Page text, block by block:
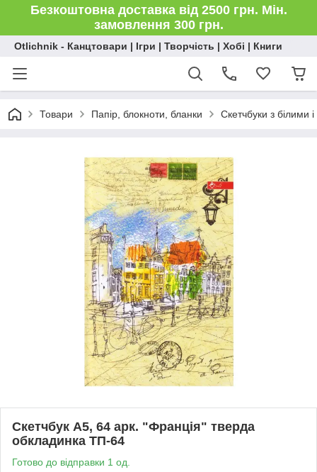
Безкоштовна доставка від 2500 грн. Мін.
замовлення 300 грн.
Otlichnik - Канцтовари | Ігри | Творчість | Хобі | Книги
Товари Папір, блокноти, бланки Скетчбуки з білими
Скетчбук А5, 64 арк. "Франція" тверда
обкладинка ТП-64
Готово до відправки 1 од.